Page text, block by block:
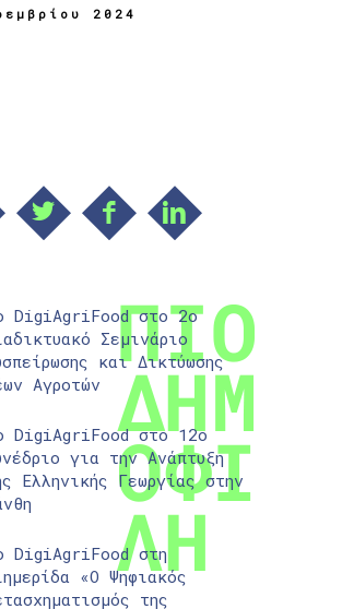
2024
DigiAgriFood στο 2ο
Σεμινάριο
και Δικτύωσης
Αγροτών
DigiAgriFood στο 12ο
για την Ανάπτυξη
Ελληνικής Γεωργίας στην
DigiAgriFood στη
«Ο Ψηφιακός
της